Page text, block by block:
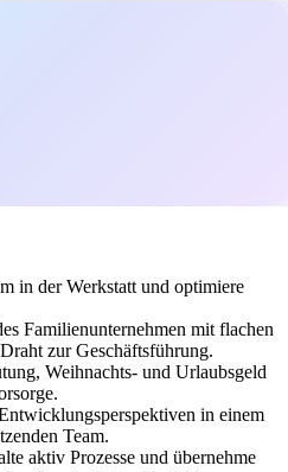
in der Werkstatt und optimiere
Familienunternehmen mit flachen
zur Geschäftsführung.
Weihnachts- und Urlaubsgeld
in einem
Team.
aktiv Prozesse und übernehme